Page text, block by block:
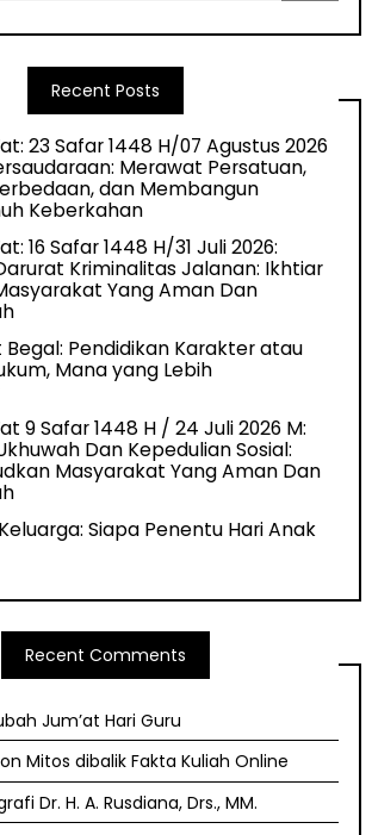
Recent Posts
23 Safar 1448 H/07 Agustus 2026
Merawat Persatuan,
dan Membangun
Keberkahan
16 Safar 1448 H/31 Juli 2026:
Kriminalitas Jalanan: Ikhtiar
Yang Aman Dan
Pendidikan Karakter atau
Mana yang Lebih
9 Safar 1448 H / 24 Juli 2026 M:
Dan Kepedulian Sosial:
Masyarakat Yang Aman Dan
Siapa Penentu Hari Anak
Recent Comments
Jum’at Hari Guru
onMitos dibalik Fakta Kuliah Online
Dr. H. A. Rusdiana, Drs., MM.